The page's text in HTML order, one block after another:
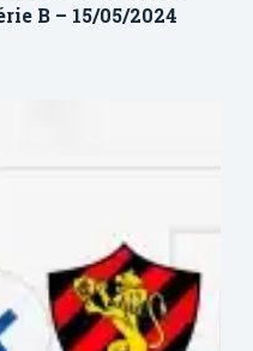
B – 15/05/2024